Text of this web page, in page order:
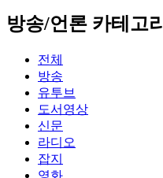
방송/언론 카테고리
전체
방송
유투브
도서영상
신문
라디오
잡지
영화